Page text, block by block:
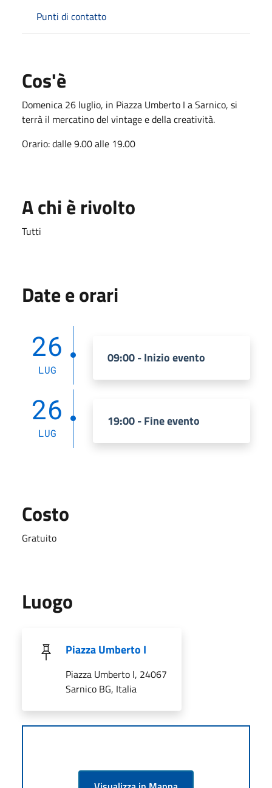
Punti di contatto
Cos'è
Domenica 26 luglio, in Piazza Umberto I a Sarnico, si
terrà il mercatino del vintage e della creatività.
Orario: dalle 9.00 alle 19.00
A chi è rivolto
Tutti
Date e orari
26
LUG
09:00 - Inizio evento
26
LUG
19:00 - Fine evento
Costo
Gratuito
Luogo
Piazza Umberto I
Piazza Umberto I, 24067
Sarnico BG, Italia